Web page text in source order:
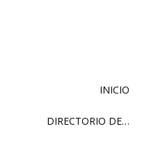
INICIO
DIRECTORIO DE…